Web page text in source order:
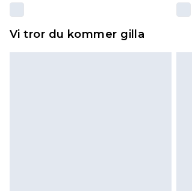
Vi tror du kommer gilla